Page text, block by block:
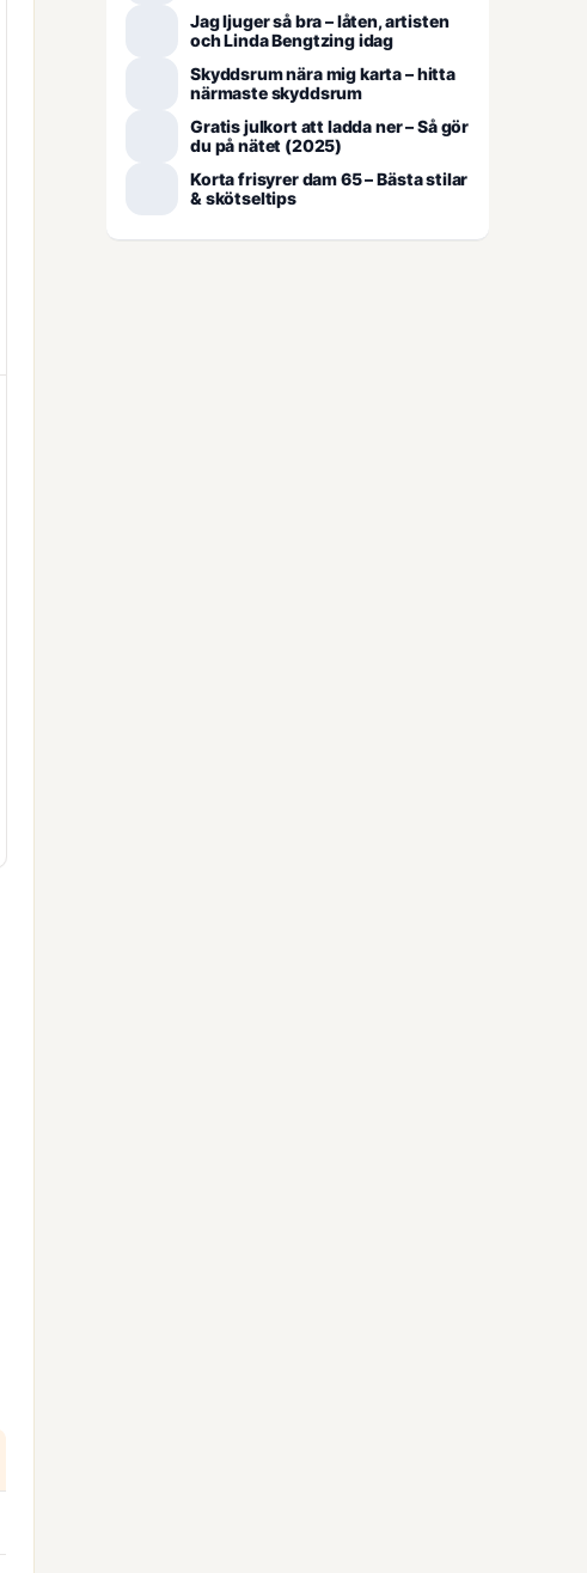
Jag ljuger så bra – låten, artisten
och Linda Bengtzing idag
Skyddsrum nära mig karta – hitta
närmaste skyddsrum
Gratis julkort att ladda ner – Så gör
du på nätet (2025)
Korta frisyrer dam 65 – Bästa stilar
& skötseltips